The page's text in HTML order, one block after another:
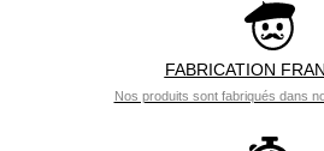
FABRICATION
Nos produits sont fabriqués dans